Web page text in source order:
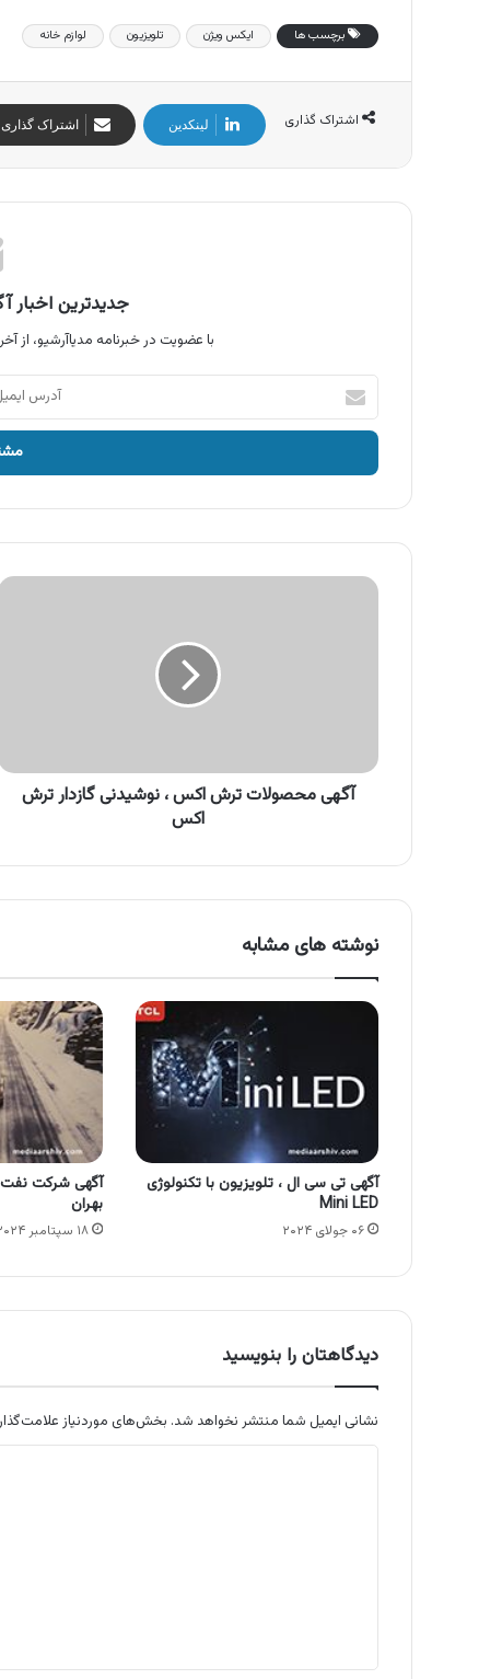
برچسب ها ایکس ویژن تلویزیون لوازم خانه
اشتراک گذاری لینکدین اشتراک
جدیدترین اخبار
با عضویت در خبرنامه مدیاآرشیو، از
آدرس
ایمیل
خود
وارد
آگهی
اکس
آگهی محصولات ترش اکس ، نوشیدنی گازدار ترش
اکس
نوشته های مشابه
آگهی تی سی ال ، تلویزیون با تکنولوژی
Mini LED
۰۶ جولای ۲۰۲۴
آگهی شرکت
بهران
۱۸ سپتامبر ۲۰۲۴
دیدگاهتان را بنویسید
نشانی ایمیل شما منتشر نخواهد شد. بخش‌های موردنیاز